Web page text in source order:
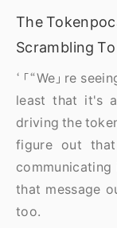
The
Scrambling
‘「“We」re
least that it's
driving the
figure out
that message
too.